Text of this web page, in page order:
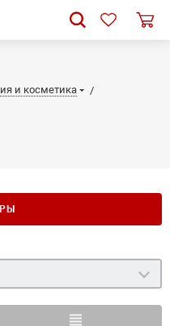
и косметика